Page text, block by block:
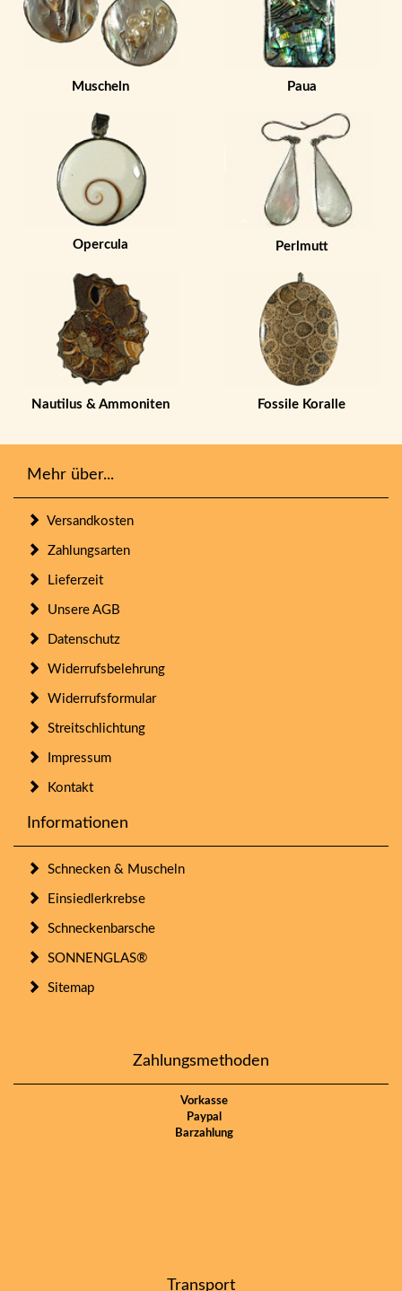
Muscheln Paua
Opercula Perlmutt
Nautilus & Ammoniten Fossile Koralle
Mehr über...
Versandkosten
Zahlungsarten
Lieferzeit
Unsere AGB
Datenschutz
Widerrufsbelehrung
Widerrufsformular
Streitschlichtung
Impressum
Kontakt
Informationen
Schnecken & Muscheln
Einsiedlerkrebse
Schneckenbarsche
SONNENGLAS®
Sitemap
Zahlungsmethoden
Vorkasse
Paypal
Barzahlung
Transport